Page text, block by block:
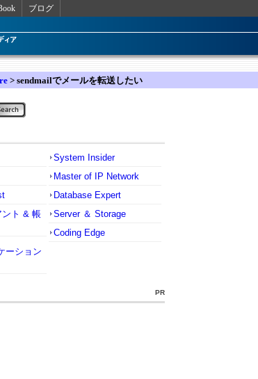
ブログ
> sendmailでメールを転送したい
System Insider
Master of IP Network
Database Expert
ント & 帳
Server ＆ Storage
Coding Edge
ーション
PR